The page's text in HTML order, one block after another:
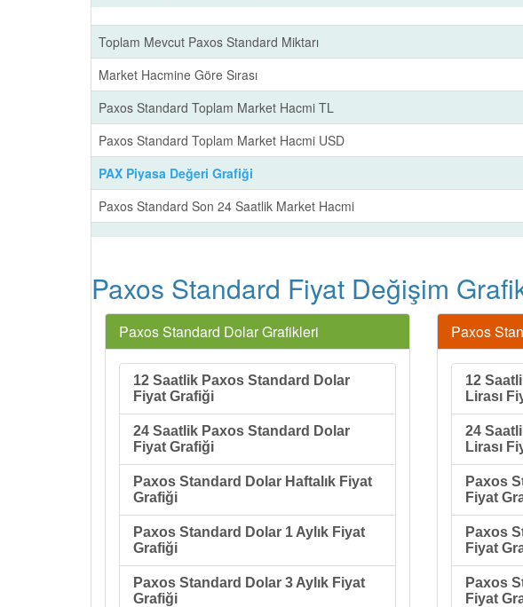
Toplam Mevcut Paxos Standard Miktarı
Market Hacmine Göre Sırası
Paxos Standard Toplam Market Hacmi TL
Paxos Standard Toplam Market Hacmi USD
PAX Piyasa Değeri Grafiği
Paxos Standard Son 24 Saatlik Market Hacmi
Paxos Standard Fiyat Değişim
Paxos Standard Dolar Grafikleri
12 Saatlik Paxos Standard Dolar
Fiyat Grafiği
24 Saatlik Paxos Standard Dolar
Fiyat Grafiği
Paxos Standard Dolar Haftalık Fiyat
Grafiği
Paxos Standard Dolar 1 Aylık Fiyat
Grafiği
Paxos Standard Dolar 3 Aylık Fiyat
Grafiği
Paxos
12
Lirası
24
Lirası
Paxos
Fiyat
Paxos
Fiyat
Paxos
Fiyat